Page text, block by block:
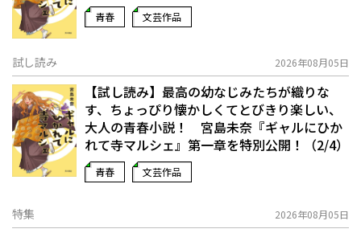
青春 文芸作品
試し読み 2026年08月05日
【試し読み】最高の幼なじみたちが織りな
す、ちょっぴり懐かしくてとびきり楽しい、
大人の青春小説！ 宮島未奈『ギャルにひか
れて寺マルシェ』第一章を特別公開！（2/4）
青春 文芸作品
特集 2026年08月05日